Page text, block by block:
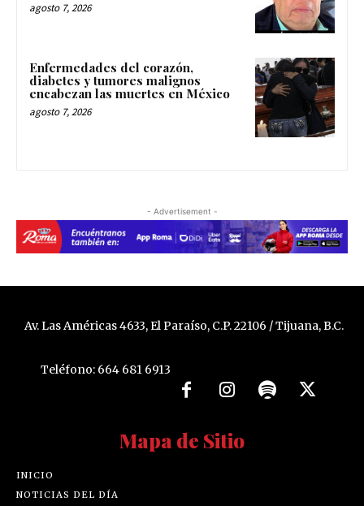
agosto 7, 2026
Enfermedades del corazón,
diabetes y tumores malignos
encabezan las muertes en México
agosto 7, 2026
- Advertisement -
Av. Las Américas 4633, El Paraíso, C.P. 22106 / Tijuana, B.C.
Teléfono: 664 681 6913
Mapa de Sitio
INICIO
NOTICIAS DEL DÍA